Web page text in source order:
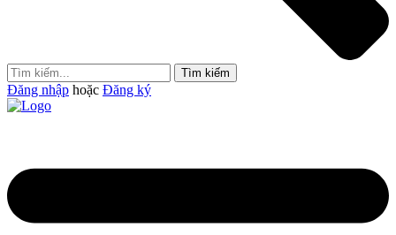
Tìm kiếm
Đăng nhập hoặc Đăng ký